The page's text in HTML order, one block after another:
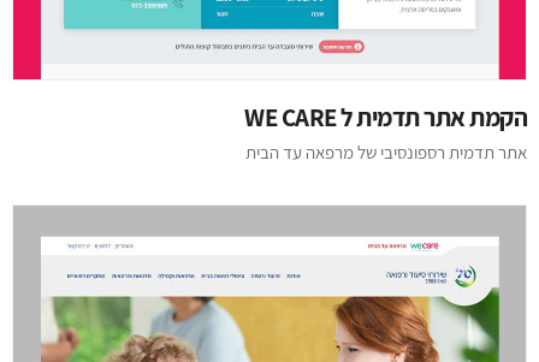
הקמת אתר תדמית ל WE CARE
אתר תדמית רספונסיבי של מרפאה עד הבית